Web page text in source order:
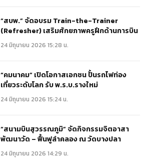
“สบพ.” จัดอบรม Train-the-Trainer
(Refresher) เสริมศักยภาพครูฝึกด้านการบิน
24 มิถุนายน 2026 15:28 น.
“คมนาคม” เปิดโอกาสเอกชน ปั้นรถไฟท่อง
เที่ยวระดับโลก รับ พ.ร.บ.รางใหม่
24 มิถุนายน 2026 15:24 น.
“สนามบินสุวรรณภูมิ” จัดกิจกรรมจิตอาสา
พัฒนาวัด – ฟื้นฟูลำคลอง ณ วัดบางปลา
24 มิถุนายน 2026 14:29 น.